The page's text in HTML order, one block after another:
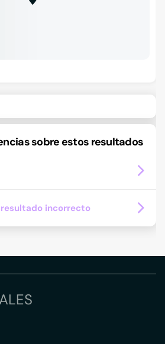
sobre estos resultados
incorrecto